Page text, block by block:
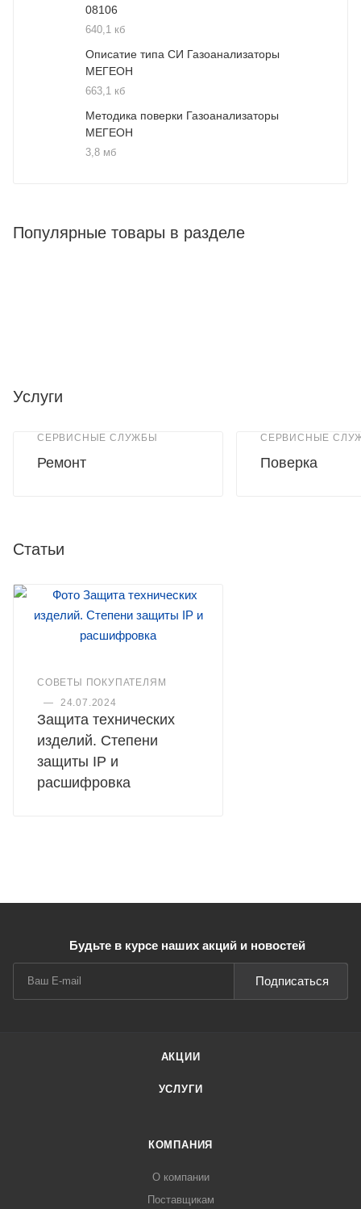
08106
640,1 кб
Описатие типа СИ Газоанализаторы
МЕГЕОН
663,1 кб
Методика поверки Газоанализаторы
МЕГЕОН
3,8 мб
Популярные товары в разделе
Услуги
СЕРВИСНЫЕ СЛУЖБЫ
Ремонт
СЕРВИСНЫЕ
Поверка
Статьи
СОВЕТЫ ПОКУПАТЕЛЯМ
—
24.07.2024
Защита технических
изделий. Степени
защиты IP и
расшифровка
Будьте в курсе наших акций и новостей
Подписаться
АКЦИИ
УСЛУГИ
КОМПАНИЯ
О компании
Поставщикам